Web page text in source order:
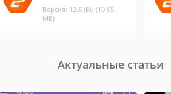
Версия: 12.6 (Bu (10.65
МБ)
Актуальные статьи